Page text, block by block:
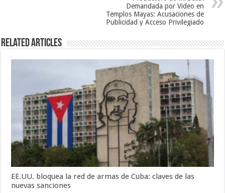
Demandada por Video en
Templos Mayas: Acusaciones de
Publicidad y Acceso Privilegiado
Related Articles
EE.UU. bloquea la red de armas de Cuba: claves de las
nuevas sanciones